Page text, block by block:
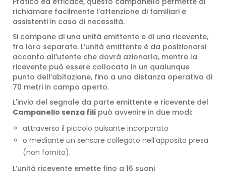
richiamare facilmente l’attenzione di familiari e
assistenti in caso di necessità.
Si compone di una unità emittente e di una ricevente,
fra loro separate. L’unità emittente è da posizionarsi
accanto all’utente che dovrà azionarla, mentre la
ricevente può essere collocata in un qualunque
punto dell’abitazione, fino a una distanza operativa di
70 metri in campo aperto.
L'invio del segnale da parte emittente e ricevente del
Campanello senza fili può avvenire in due modi:
attraverso il piccolo pulsante incorporato
o mediante un sensore collegato nell’apposita presa
(non fornito).
L’unità ricevente emette fino a 16 suoni